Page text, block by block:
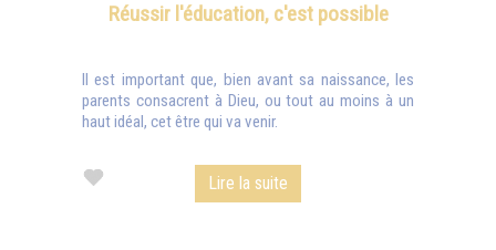
Réussir l'éducation, c'est possible
Il est important que, bien avant sa naissance, les
parents consacrent à Dieu, ou tout au moins à un
haut idéal, cet être qui va venir.
Lire la suite